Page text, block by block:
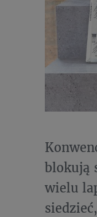
blokują
wielu